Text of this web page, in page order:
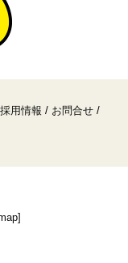
採用情報 / お問合せ /